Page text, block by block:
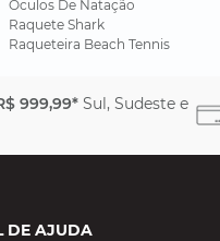
Óculos De Natação
Raquete Shark
Raqueteira Beach Tennis
999,99* Sul, Sudeste e
DE AJUDA